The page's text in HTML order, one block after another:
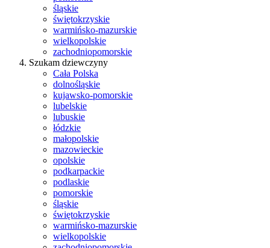
śląskie
świętokrzyskie
warmińsko-mazurskie
wielkopolskie
zachodniopomorskie
Szukam dziewczyny
Cała Polska
dolnośląskie
kujawsko-pomorskie
lubelskie
lubuskie
łódzkie
małopolskie
mazowieckie
opolskie
podkarpackie
podlaskie
pomorskie
śląskie
świętokrzyskie
warmińsko-mazurskie
wielkopolskie